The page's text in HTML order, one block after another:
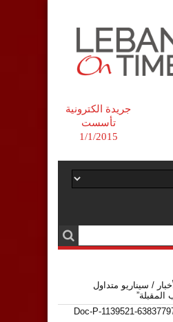
جريدة الكترونية
تأسست
1/1/2015
/ سيناريو متداول
المقبلة”